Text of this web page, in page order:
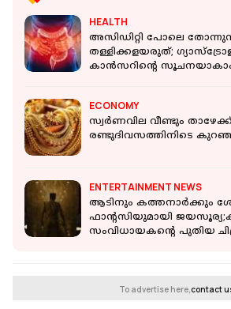
HEALTH
അസിഡിറ്റി പോലെ
തള്ളിക്കളയരുത്;
കാന്‍സറിന്റെ
ECONOMY
സ്വര്‍ണവില വീണ്ടും
രണ്ടുദിവസത്തിനിടെ
ENTERTAINMENT NEWS
ആടിനും കത്തനാർക്കും
ഫാന്റസിയുമായി
സംവിധായകന്റെ പുതിയ
To advertise here,contact